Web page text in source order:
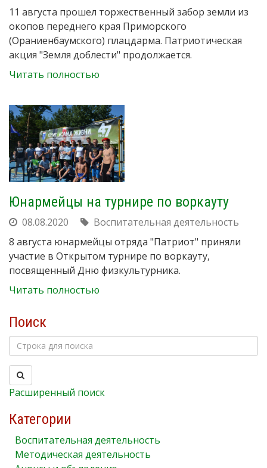
11 августа прошел торжественный забор земли из
окопов переднего края Приморского
(Ораниенбаумского) плацдарма. Патриотическая
акция "Земля доблести" продолжается.
Читать полностью
Юнармейцы на турнире по воркауту
08.08.2020
Воспитательная деятельность
8 августа юнармейцы отряда "Патриот" приняли
участие в Открытом турнире по воркауту,
посвященный Дню физкультурника.
Читать полностью
Поиск
Расширенный поиск
Категории
Воспитательная деятельность
Методическая деятельность